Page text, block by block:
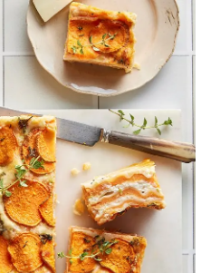
01.
02.
טורפים שמן,
וקצת דביק.
03.
מקמחים היטב